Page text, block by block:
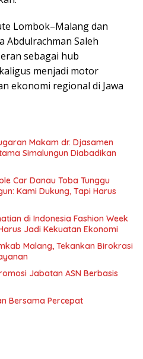
Lombok–Malang dan
Abdulrachman Saleh
sebagai hub
menjadi motor
ekonomi regional di Jawa
Makam dr. Djasamen
Simalungun Diabadikan
Car Danau Toba Tunggu
Kami Dukung, Tapi Harus
di Indonesia Fashion Week
Jadi Kekuatan Ekonomi
Malang, Tekankan Birokrasi
Jabatan ASN Berbasis
Bersama Percepat